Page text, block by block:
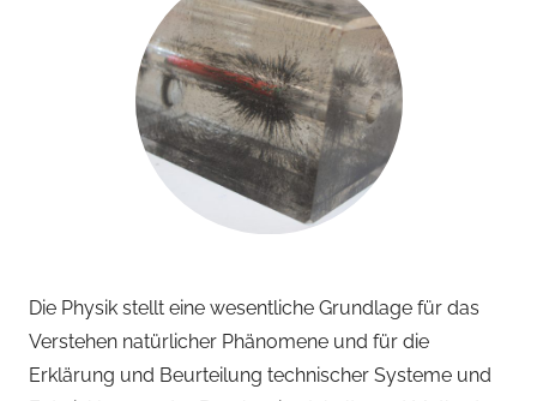
Die Physik stellt eine wesentliche Grundlage für das
Verstehen natürlicher Phänomene und für die
Erklärung und Beurteilung technischer Systeme und